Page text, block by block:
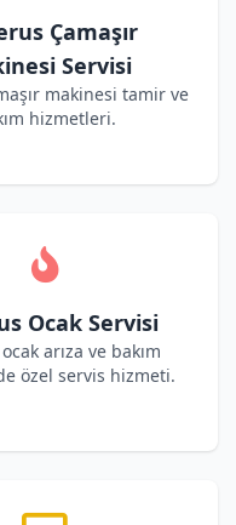
Çamaşır
Servisi
makinesi tamir ve
hizmetleri.
Ocak Servisi
arıza ve bakım
özel servis hizmeti.